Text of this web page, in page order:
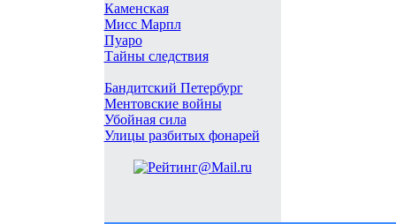
Каменская
Мисс Марпл
Пуаро
Тайны следствия
Бандитский Петербург
Ментовские войны
Убойная сила
Улицы разбитых фонарей